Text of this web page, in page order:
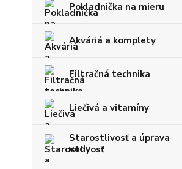
Pokladnička na mieru
Akváriá a komplety
Filtračná technika
Liečivá a vitamíny
Starostlivosť a úprava
vody